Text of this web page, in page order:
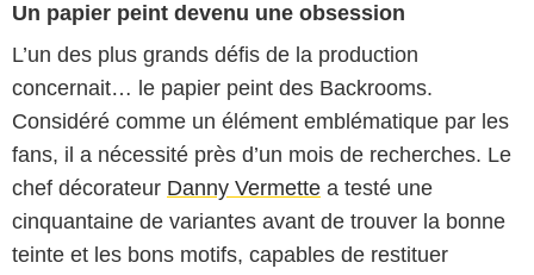
Un papier peint devenu une obsession
L’un des plus grands défis de la production
concernait… le papier peint des Backrooms.
Considéré comme un élément emblématique par les
fans, il a nécessité près d’un mois de recherches. Le
chef décorateur Danny Vermette a testé une
cinquantaine de variantes avant de trouver la bonne
teinte et les bons motifs, capables de restituer